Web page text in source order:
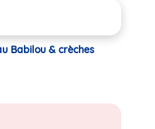
Babilou & crèches